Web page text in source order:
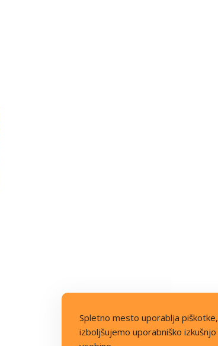
Spletno mesto uporablja
izboljšujemo uporabniško